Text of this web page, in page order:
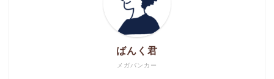
メガバンカー
ばんく君